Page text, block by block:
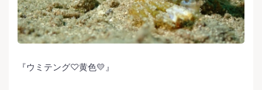
『ウミテング♡黄色💛』